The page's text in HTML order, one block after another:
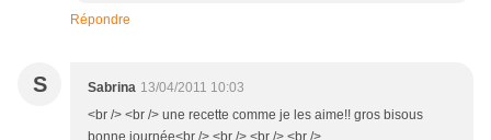
Répondre
S Sabrina 13/04/2011 10:03
<br /> <br /> une recette comme je les aime!! gros bisous
bonne journée<br /> <br /> <br /> <br />